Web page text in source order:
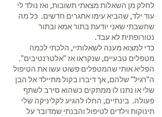
לחלק מן השאלות מצאתי תשובות, ואז נולד לי
עוד ילד, שהביא עימו אתגרים חדשים. כל מה
שחשבתי שאני יודעת בתור אמא ובתור
נטורופתית לא עבד.
כדי למצוא מענה לשאלותיי, הלכתי לכמה
מטפלים טבעיים, שנקראו אז "אלטרנטיבים".
הפליא אותי שהמטפלים פשוט עשו את הטיפול
ה"רגיל" שלהם, אך דיברו בקול מתיילד אל הבן
שלי או נתנו לו ממתקים כשהוא סירב לשתף
פעולה. בינתיים, החלו להגיע לקליניקה שלי
תינוקות וילדים לטיפול והבנתי שמדובר על